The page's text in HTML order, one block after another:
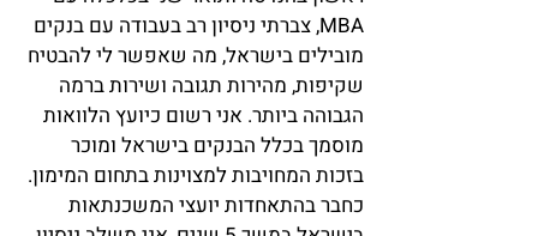
MBA, צברתי ניסיון רב בעבודה עם בנקים
מובילים בישראל, מה שאפשר לי להבטיח
שקיפות, מהירות תגובה ושירות ברמה
הגבוהה ביותר. אני רשום כיועץ הלוואות
מוסמך בכלל הבנקים בישראל ומוכר
בזכות המחויבות למצוינות בתחום המימון.
כחבר בהתאחדות יועצי המשכנתאות